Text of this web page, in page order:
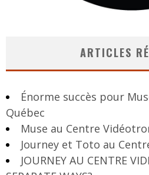
ARTICLES
Énorme succès pour
Québec
Muse au Centre
Journey et Toto au
JOURNEY AU CENTRE